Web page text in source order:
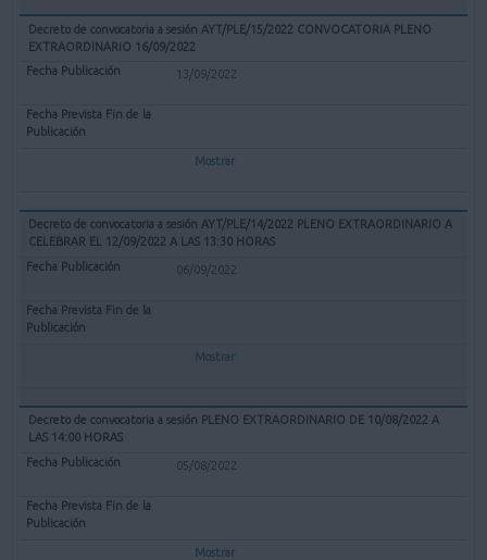
Decreto de convocatoria a sesión AYT/PLE/15/2022 CONVOCATORIA PLENO
EXTRAORDINARIO 16/09/2022
13/09/2022
Mostrar
Decreto de convocatoria a sesión AYT/PLE/14/2022 PLENO EXTRAORDINARIO A
CELEBRAR EL 12/09/2022 A LAS 13:30 HORAS
06/09/2022
Mostrar
Decreto de convocatoria a sesión PLENO EXTRAORDINARIO DE 10/08/2022 A
LAS 14:00 HORAS
05/08/2022
Mostrar